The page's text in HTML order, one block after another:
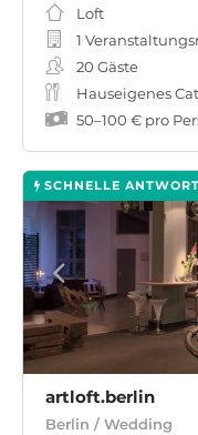
Loft
1
20 Gäste
Hauseigenes
50–100 € pro
SCHNELLE ANTWORT
artloft.berlin
Berlin / Wedding